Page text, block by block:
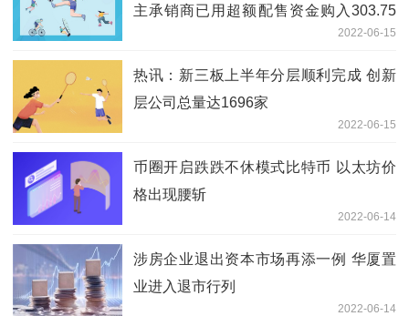
主承销商已用超额配售资金购入303.75
2022-06-15
热讯：新三板上半年分层顺利完成 创新
层公司总量达1696家
2022-06-15
币圈开启跌跌不休模式比特币 以太坊价
格出现腰斩
2022-06-14
涉房企业退出资本市场再添一例 华厦置
业进入退市行列
2022-06-14